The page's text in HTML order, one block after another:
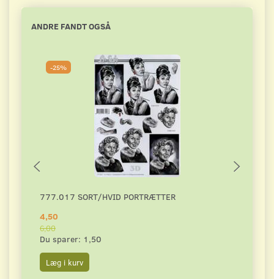
ANDRE FANDT OGSÅ
-25%
777.017 SORT/HVID PORTRÆTTER
4,50
6,00
Du sparer: 1,50
Læg i kurv